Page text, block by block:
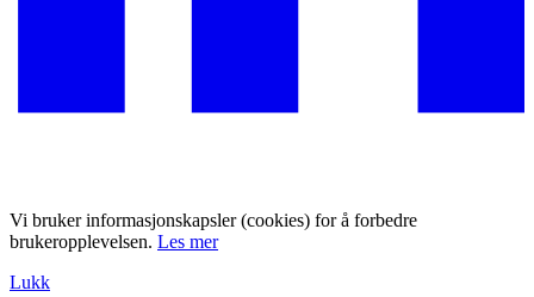
Vi bruker informasjonskapsler (cookies) for å forbedre
brukeropplevelsen. Les mer
Lukk